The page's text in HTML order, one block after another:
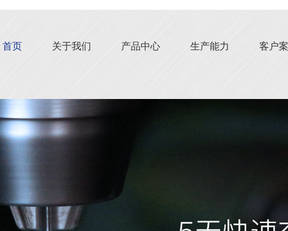
首页 关于我们 产品中心 生产能力 客户